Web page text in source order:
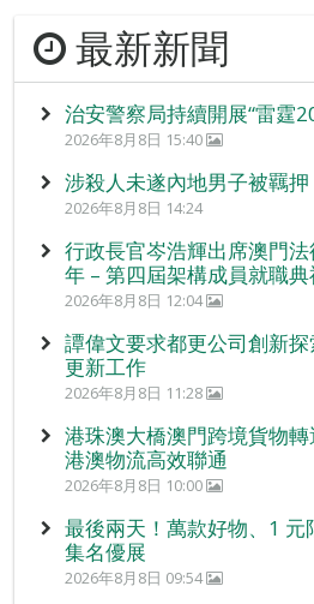
最新新聞
治安警察局持續開展“雷霆
2026年8月8日 15:40
涉殺人未遂內地男子被羈押
2026年8月8日 14:24
行政長官岑浩輝出席澳門
年 – 第四屆架構成員就職典
2026年8月8日 12:04
譚偉文要求都更公司創新
更新工作
2026年8月8日 11:28
港珠澳大橋澳門跨境貨物
港澳物流高效聯通
2026年8月8日 10:00
最後兩天！萬款好物、1 元
集名優展
2026年8月8日 09:54